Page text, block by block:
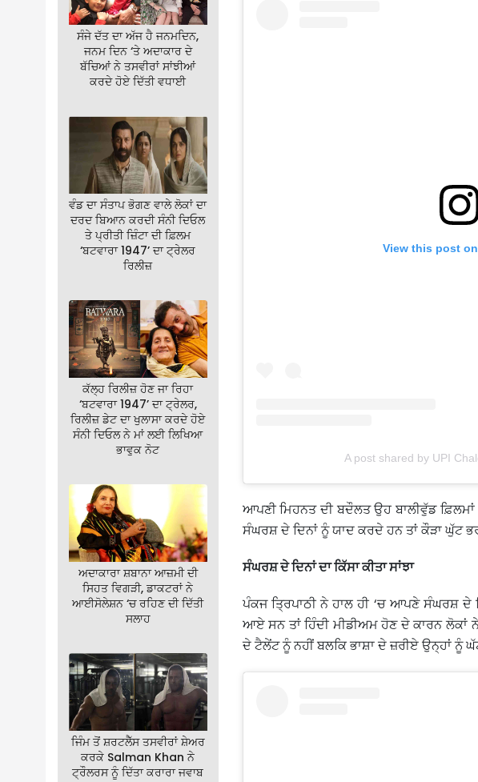
ਸੰਜੇ ਦੱਤ ਦਾ ਅੱਜ ਹੈ ਜਨਮਦਿਨ,
ਜਨਮ ਦਿਨ ‘ਤੇ ਅਦਾਕਾਰ ਦੇ
ਬੱਚਿਆਂ ਨੇ ਤਸਵੀਰਾਂ ਸਾਂਝੀਆਂ
ਕਰਦੇ ਹੋਏ ਦਿੱਤੀ ਵਧਾਈ
ਵੰਡ ਦਾ ਸੰਤਾਪ ਭੋਗਣ ਵਾਲੇ ਲੋਕਾਂ ਦਾ
ਦਰਦ ਬਿਆਨ ਕਰਦੀ ਸੰਨੀ ਦਿਓਲ
ਤੇ ਪ੍ਰੀਤੀ ਜ਼ਿੰਟਾ ਦੀ ਫ਼ਿਲਮ
‘ਬਟਵਾਰਾ 1947’ ਦਾ ਟ੍ਰੇਲਰ
ਰਿਲੀਜ਼
ਕੱਲ੍ਹ ਰਿਲੀਜ਼ ਹੋਣ ਜਾ ਰਿਹਾ
‘ਬਟਵਾਰਾ 1947’ ਦਾ ਟ੍ਰੇਲਰ,
ਰਿਲੀਜ਼ ਡੇਟ ਦਾ ਖੁਲਾਸਾ ਕਰਦੇ ਹੋਏ
ਸੰਨੀ ਦਿਓਲ ਨੇ ਮਾਂ ਲਈ ਲਿਖਿਆ
ਭਾਵੁਕ ਨੋਟ
ਅਦਾਕਾਰਾ ਸ਼ਬਾਨਾ ਆਜ਼ਮੀ ਦੀ
ਸਿਹਤ ਵਿਗੜੀ, ਡਾਕਟਰਾਂ ਨੇ
ਆਈਸੋਲੇਸ਼ਨ ‘ਚ ਰਹਿਣ ਦੀ ਦਿੱਤੀ
ਸਲਾਹ
ਜਿੰਮ ਤੋਂ ਸ਼ਰਟਲੈੱਸ ਤਸਵੀਰਾਂ ਸ਼ੇਅਰ
ਕਰਕੇ Salman Khan ਨੇ
ਟ੍ਰੌਲਰਸ ਨੂੰ ਦਿੱਤਾ ਕਰਾਰਾ ਜਵਾਬ
View this post
A post shared by UPI
ਆਪਣੀ ਮਿਹਨਤ ਦੀ ਬਦੌਲਤ ਉਹ ਬਾਲੀਵੁੱਡ
ਸੰਘਰਸ਼ ਦੇ ਦਿਨਾਂ ਨੂੰ ਯਾਦ ਕਰਦੇ ਹਨ ਤਾਂ ਕੌੜਾ ਘੁੱਟ
ਸੰਘਰਸ਼ ਦੇ ਦਿਨਾਂ ਦਾ ਕਿੱਸਾ ਕੀਤਾ ਸਾਂਝਾ
ਪੰਕਜ ਤ੍ਰਿਪਾਠੀ ਨੇ ਹਾਲ ਹੀ ‘ਚ ਆਪਣੇ ਸੰਘਰਸ਼
ਆਏ ਸਨ ਤਾਂ ਹਿੰਦੀ ਮੀਡੀਅਮ ਹੋਣ ਦੇ ਕਾਰਨ
ਦੇ ਟੈਲੇਂਟ ਨੂੰ ਨਹੀਂ ਬਲਕਿ ਭਾਸ਼ਾ ਦੇ ਜ਼ਰੀਏ ਉਨ੍ਹਾਂ ਨੂੰ